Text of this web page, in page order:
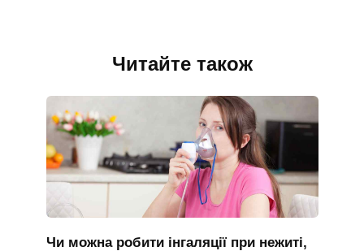
Читайте також
Чи можна робити інгаляції при нежиті,